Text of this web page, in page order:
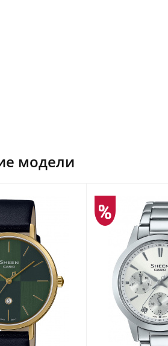
модели